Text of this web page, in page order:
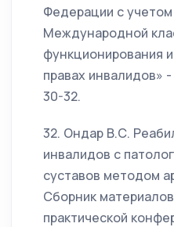
Федерации с
Международной
функционирования
правах инвалидов» -
30-32.
32. Ондар В.С.
инвалидов с
суставов методом
Сборник
практической